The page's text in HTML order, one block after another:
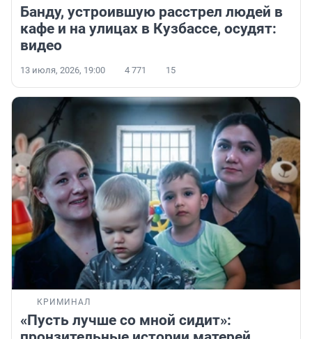
Банду, устроившую расстрел людей в
кафе и на улицах в Кузбассе, осудят:
видео
13 июля, 2026, 19:00 4 771 15
КРИМИНАЛ
«Пусть лучше со мной сидит»: